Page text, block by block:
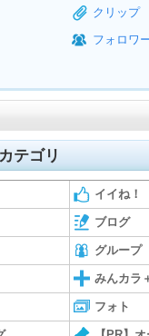
クリップ
フォロワ
テゴリ
イイね！
ブログ
グループ
みんカラ
フォト